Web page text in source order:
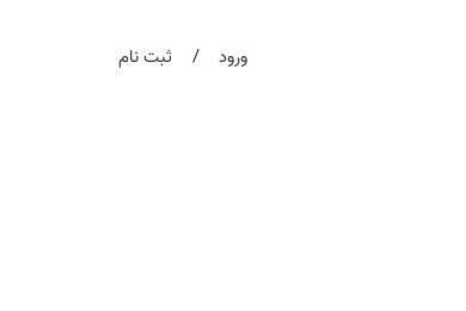
ورود / ثبت نام